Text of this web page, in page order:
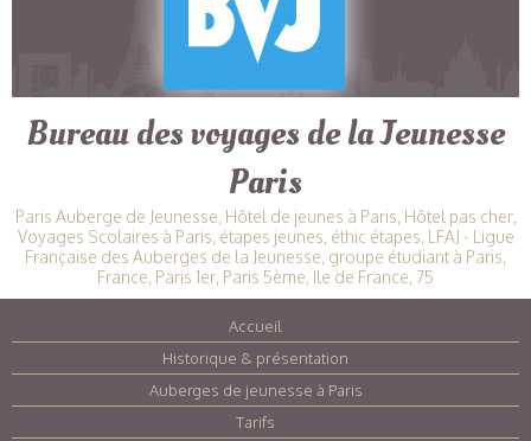
Bureau des voyages de la Jeunesse
Paris
Paris Auberge de Jeunesse, Hôtel de jeunes à Paris, Hôtel pas cher,
Voyages Scolaires à Paris, étapes jeunes, éthic étapes, LFAJ - Ligue
Française des Auberges de la Jeunesse, groupe étudiant à Paris,
France, Paris 1er, Paris 5ème, Ile de France, 75
Accueil
Historique & présentation
Auberges de jeunesse à Paris
Tarifs